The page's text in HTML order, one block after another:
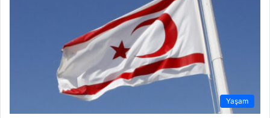
Yaşam